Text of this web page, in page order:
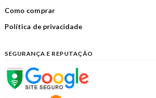
Como comprar
Política de privacidade
SEGURANÇA E REPUTAÇÃO